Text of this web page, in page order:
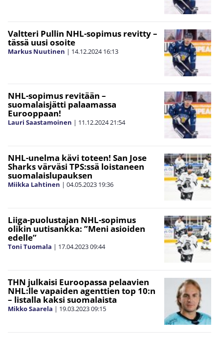
Valtteri Pullin NHL-sopimus revitty –
tässä uusi osoite
Markus Nuutinen | 14.12.2024 16:13
NHL-sopimus revitään –
suomalaisjätti palaamassa
Eurooppaan!
Lauri Saastamoinen | 11.12.202421:54
NHL-unelma kävi toteen! San Jose
Sharks värväsi TPS:ssä loistaneen
suomalaislupauksen
Miikka Lahtinen | 04.05.2023 19:36
Liiga-puolustajan NHL-sopimus
olikin uutisankka: ”Meni asioiden
edelle”
Toni Tuomala | 17.04.202309:44
THN julkaisi Euroopassa pelaavien
NHL:lle vapaiden agenttien top 10:n
– listalla kaksi suomalaista
Mikko Saarela | 19.03.202309:15